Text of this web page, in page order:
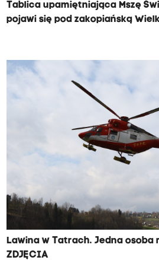
Tablica upamiętniająca Mszę
pojawi się pod zakopiańską
Lawina w Tatrach. Jedna osoba
ZDJĘCIA